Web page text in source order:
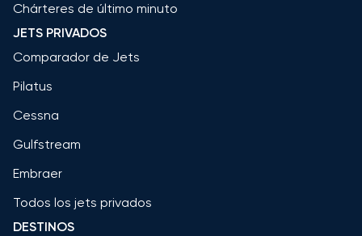
Chárteres de último minuto
JETS PRIVADOS
Comparador de Jets
Pilatus
Cessna
Gulfstream
Embraer
Todos los jets privados
DESTINOS